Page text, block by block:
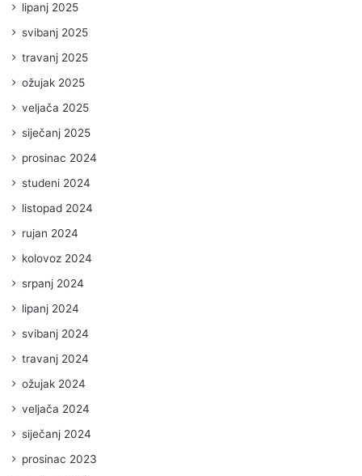
lipanj 2025
svibanj 2025
travanj 2025
ožujak 2025
veljača 2025
siječanj 2025
prosinac 2024
studeni 2024
listopad 2024
rujan 2024
kolovoz 2024
srpanj 2024
lipanj 2024
svibanj 2024
travanj 2024
ožujak 2024
veljača 2024
siječanj 2024
prosinac 2023